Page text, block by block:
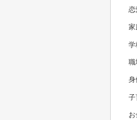
恋
家
学
職
身
子